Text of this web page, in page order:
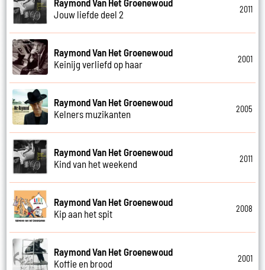
Jouw liefde deel 2
2011
Raymond Van Het Groenewoud
Keinijg verliefd op haar
2001
Raymond Van Het Groenewoud
Kelners muzikanten
2005
Raymond Van Het Groenewoud
Kind van het weekend
2011
Raymond Van Het Groenewoud
Kip aan het spit
2008
Raymond Van Het Groenewoud
Koffie en brood
2001